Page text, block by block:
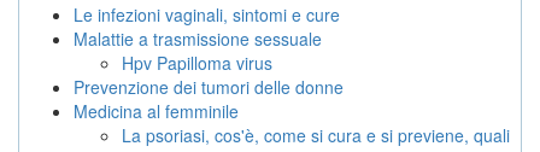
Le infezioni vaginali, sintomi e cure
Malattie a trasmissione sessuale
Hpv Papilloma virus
Prevenzione dei tumori delle donne
Medicina al femminile
La psoriasi, cos'è, come si cura e si previene, quali